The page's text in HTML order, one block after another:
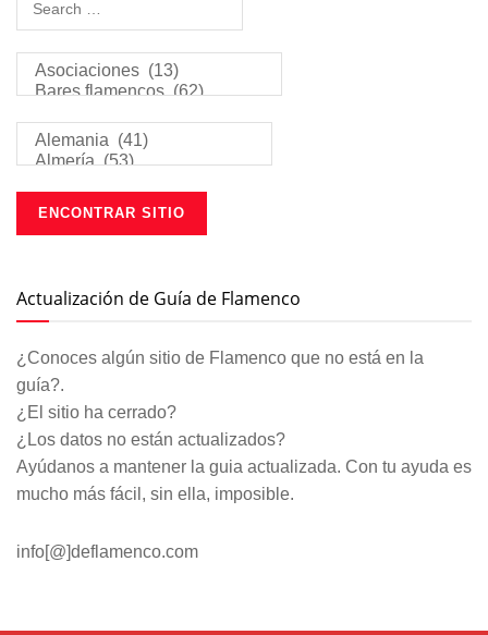
Actualización de Guía de Flamenco
¿Conoces algún sitio de Flamenco que no está en la
guía?.
¿El sitio ha cerrado?
¿Los datos no están actualizados?
Ayúdanos a mantener la guia actualizada. Con tu ayuda es
mucho más fácil, sin ella, imposible.
info[@]deflamenco.com